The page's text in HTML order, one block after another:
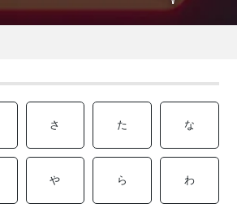
【
当に
げる
済
み
用
語
コラ
さ た な
や ら わ